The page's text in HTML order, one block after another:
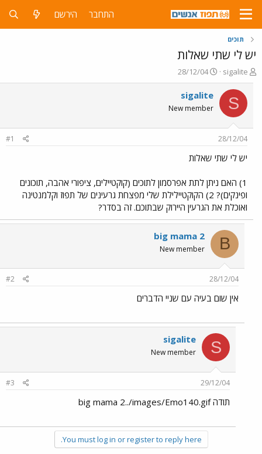
התחבר הירשם
תוכים
יש לי שתי שאלות
פ
ו
ת
ח
ה
ש
א
sigalite
פ
ו
ר
ם
ר
28/12/04
S
sigalite
New member
28/12/04
#1
יש לי שתי שאלות
1) האם ניתן לתת אפרסמון לתוכים (קוקטיילים, ציפורי אהבה, תוכונים
ופינקים)? 2) הקוקטיילילת שלי מפצחת גרעינים של תפוז וקלמנטינה
ואוכלת את הגרעין היירוק שבתוכם. זה בסדר?
B
big mama 2
New member
28/12/04
#2
אין שום בעיה עם שניי הדברים
S
sigalite
New member
29/12/04
#3
תודה big mama 2../images/Emo140.gif
You must log in or register to reply here.